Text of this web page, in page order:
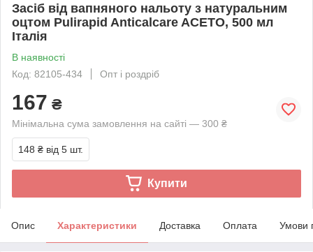
Засіб від вапняного нальоту з натуральним
оцтом Pulirapid Anticalcare ACETO, 500 мл
Італія
В наявності
Код: 82105-434
Опт і роздріб
167 ₴
Мінімальна сума замовлення на сайті — 300 ₴
148 ₴ від 5 шт.
Купити
Опис Характеристики Доставка Оплата Умови